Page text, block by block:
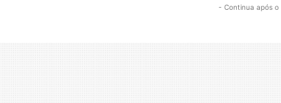
- Continua após o